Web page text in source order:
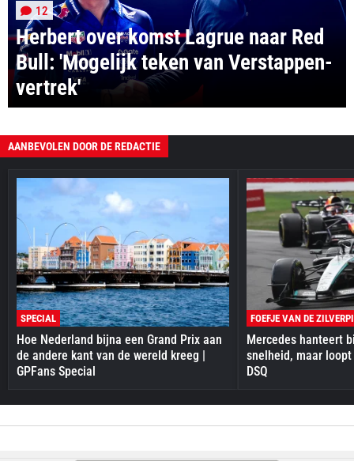
Herbert over komst Lagrue naar Red
Bull: 'Mogelijk teken van Verstappen-
vertrek'
12
AANBEVOLEN DOOR DE REDACTIE
SPECIAL
Hoe Nederland bijna een Grand Prix aan
de andere kant van de wereld kreeg |
GPFans Special
FOEFJE VAN DE
Mercedes hanteert
snelheid, maar
DSQ